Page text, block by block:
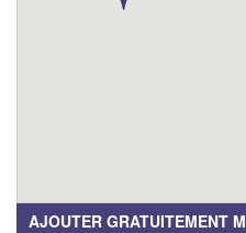
AJOUTER GRATUITEMENT